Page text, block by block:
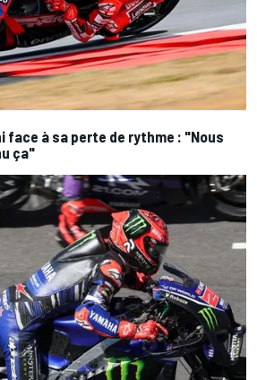
face à sa perte de rythme : "Nous
ça"